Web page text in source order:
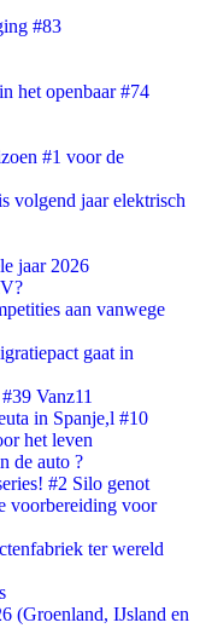
#83
het openbaar #74
#1 voor de
volgend jaar elektrisch
jaar 2026
aan vanwege
gaat in
Vanz11
in Spanje,l #10
het leven
de auto ?
#2 Silo genot
voorbereiding voor
ter wereld
(Groenland, IJsland en